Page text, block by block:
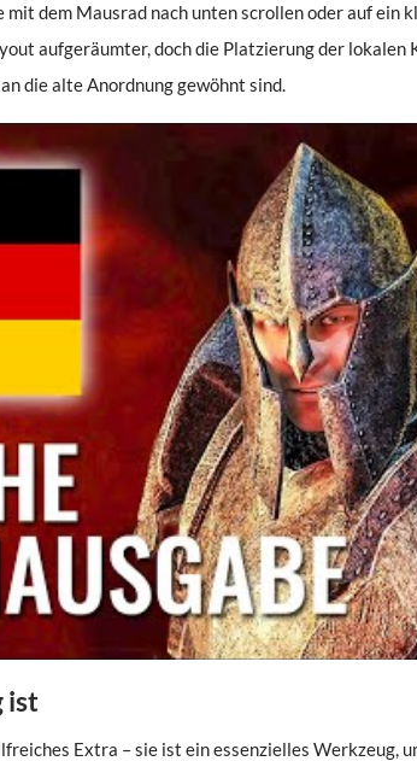
dem Mausrad nach unten scrollen oder auf ein
aufgeräumter, doch die Platzierung der lokalen
die alte Anordnung gewöhnt sind.
ist
Extra – sie ist ein essenzielles Werkzeug,